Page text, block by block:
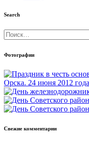
Search
Найти:
Фотографии
Свежие комментарии